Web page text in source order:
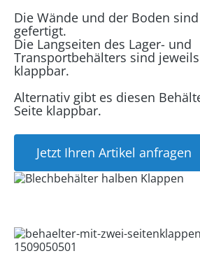
Die Wände und der Boden
gefertigt.
Die Langseiten des Lager- und
Transportbehälters sind
klappbar.
Alternativ gibt es diesen
Seite klappbar.
Jetzt Ihren Artikel anfragen